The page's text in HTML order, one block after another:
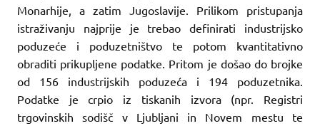
Monarhije, a zatim Jugoslavije. Prilikom pristupanja
istraživanju najprije je trebao definirati industrijsko
poduzeće i poduzetništvo te potom kvantitativno
obraditi prikupljene podatke. Pritom je došao do brojke
od 156 industrijskih poduzeća i 194 poduzetnika.
Podatke je crpio iz tiskanih izvora (npr. Registri
trgovinskih sodišč v Ljubljani in Novem mestu te